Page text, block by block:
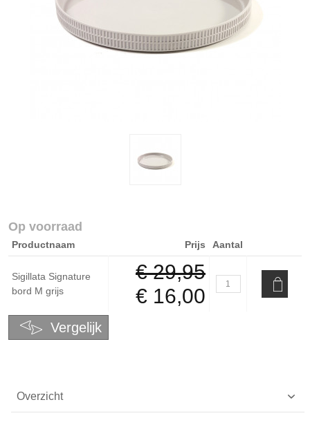
Op voorraad
Productnaam Prijs Aantal
Sigillata Signature
bord M grijs
€ 29,95
€ 16,00
Vergelijk
Overzicht